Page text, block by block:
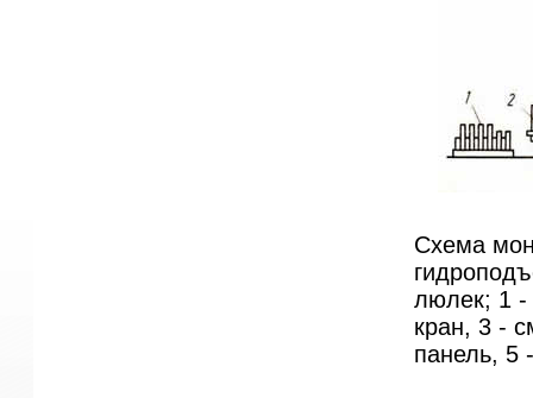
Схема
люлек; 1 -
кран, 3 -
панель, 5